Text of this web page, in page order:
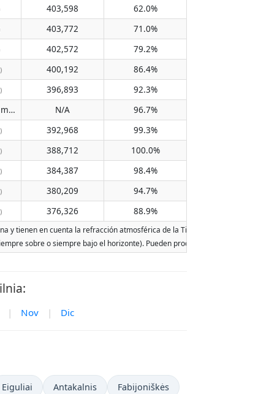
403,598
62.0%
403,772
71.0%
402,572
79.2%
400,192
86.4%
396,893
92.3%
Does not pass meridian N/A
96.7%
392,968
99.3%
388,712
100.0%
384,387
98.4%
380,209
94.7%
376,326 88.9%
tienen en cuenta la refracción atmosférica de la Tierra. Las fechas se
sobre o siempre bajo el horizonte). Pueden producirse dos salidas o
| Nov | Dic
Eiguliai Antakalnis Fabijoniškės